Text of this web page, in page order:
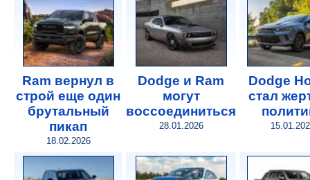
Ram вернул в
строй еще один
брутальный
пикап
18.02.2026
Dodge и Ram
могут
воссоединиться
28.01.2026
Dodge
стал